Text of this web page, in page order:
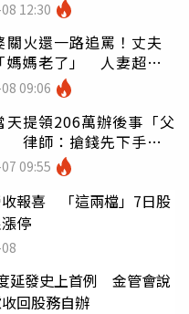
12:30
關火還一路追罵！丈夫
媽媽老了」 人妻超崩
傭09:06
天提領206萬辦後事「父
律師：搶錢先下手是
09:55
收報喜 「這兩檔」7日股
停
延發史上首例 金管會說
回股務自辦